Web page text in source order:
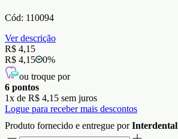
Cód: 110094
Ver descrição
R$ 4,15
R$ 4,15
0%
ou troque por
6 pontos
1x de R$ 4,15 sem juros
Logue para receber mais descontos
Produto fornecido e entregue porInterdental